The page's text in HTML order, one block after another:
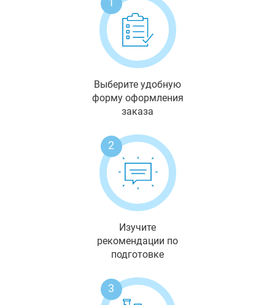
Выберите удобную
форму оформления
заказа
2
Изучите
рекомендации по
подготовке
3